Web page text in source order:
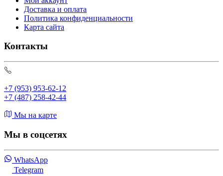
Доставка и оплата
Политика конфиденциальности
Карта сайта
Контакты
+7 (953) 953-62-12
+7 (487) 258-42-44
Мы на карте
Мы в соцсетях
WhatsApp
Telegram